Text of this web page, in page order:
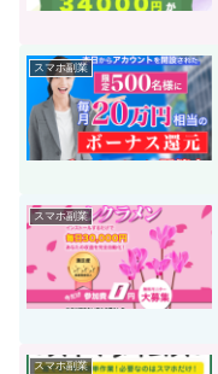
スマホ副業
スマホ副業
スマホ副業